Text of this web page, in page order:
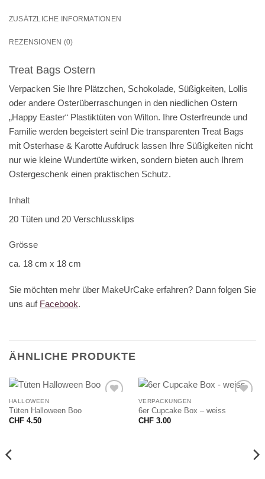
ZUSÄTZLICHE INFORMATIONEN
REZENSIONEN (0)
Treat Bags Ostern
Verpacken Sie Ihre Plätzchen, Schokolade, Süßigkeiten, Lollis
oder andere Osterüberraschungen in den niedlichen Ostern
„Happy Easter“ Plastiktüten von Wilton. Ihre Osterfreunde und
Familie werden begeistert sein! Die transparenten Treat Bags
mit Osterhase & Karotte Aufdruck lassen Ihre Süßigkeiten nicht
nur wie kleine Wundertüte wirken, sondern bieten auch Ihrem
Ostergeschenk einen praktischen Schutz.
Inhalt
20 Tüten und 20 Verschlussklips
Grösse
ca. 18 cm x 18 cm
Sie möchten mehr über MakeUrCake erfahren? Dann folgen Sie
uns auf Facebook.
ÄHNLICHE PRODUKTE
HALLOWEEN
Tüten Halloween Boo
CHF4.50
VERPACKUNGEN
6er Cupcake Box – weiss
CHF3.00